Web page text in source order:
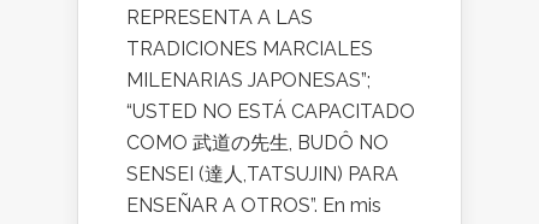
REPRESENTA A LAS
TRADICIONES MARCIALES
MILENARIAS JAPONESAS”;
“USTED NO ESTÁ CAPACITADO
COMO 武道の先生, BUDÔ NO
SENSEI (達人,TATSUJIN) PARA
ENSEÑAR A OTROS”. En mis